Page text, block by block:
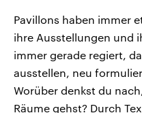
Pavillons haben immer
ihre Ausstellungen und
immer gerade regiert,
ausstellen, neu
Worüber denkst du
Räume gehst? Durch